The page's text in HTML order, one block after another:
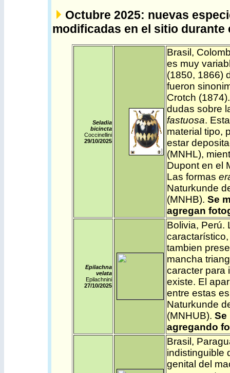
Octubre 2025: nuevas
modificadas en el sitio durante
Seladia
bicincta
Coccinellini
29/10/2025
Brasil ,
es muy
(1850, 1866)
fueron
Crotch
dudas sobre
fastuosa.
material tipo,
estar
(MNHL),
Dupont en el
Las formas
Naturkunde
(MNHB). Se
agregan
Epilachna
velata
Epilachnini
27/10/2025
Bolivia, Perú.
tambien
mancha
caracter para
existe. El
entre estas
Naturkunde
(MNHUB). Se
agregando
Brasil ,
indistinguible
genital del